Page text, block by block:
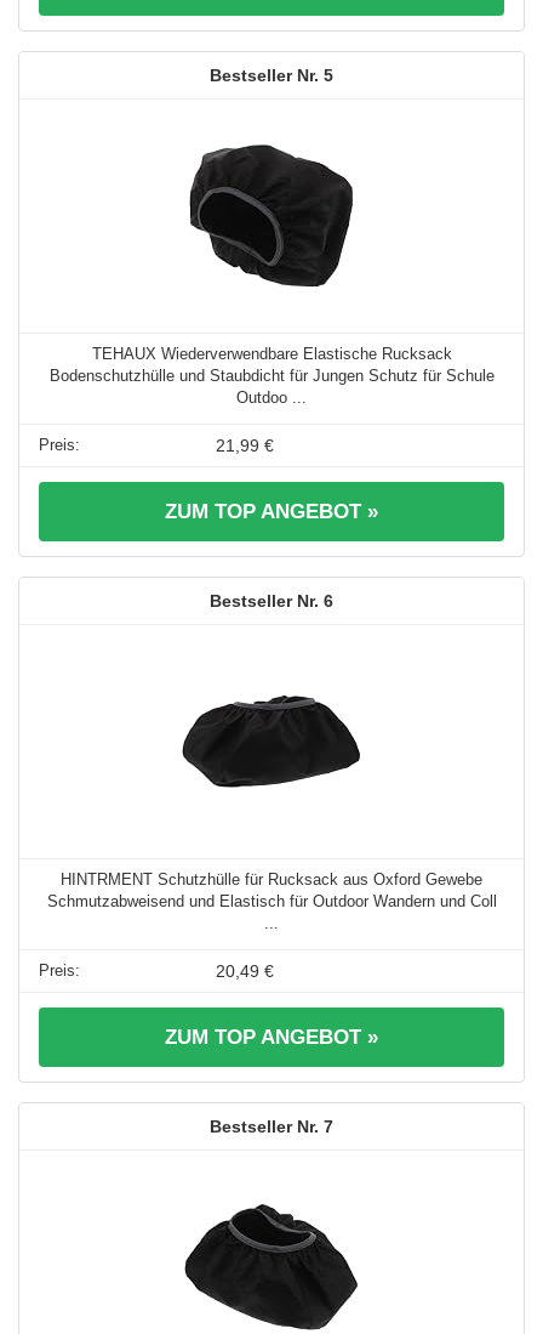
5
TEHAUX Wiederverwendbare Elastische Rucksack
Bodenschutzhülle und Staubdicht für Jungen Schutz für Schule
Outdoo ...
21,99 €
ZUM TOP ANGEBOT »
6
HINTRMENT Schutzhülle für Rucksack aus Oxford Gewebe
Schmutzabweisend und Elastisch für Outdoor Wandern und Coll
...
20,49 €
ZUM TOP ANGEBOT »
7